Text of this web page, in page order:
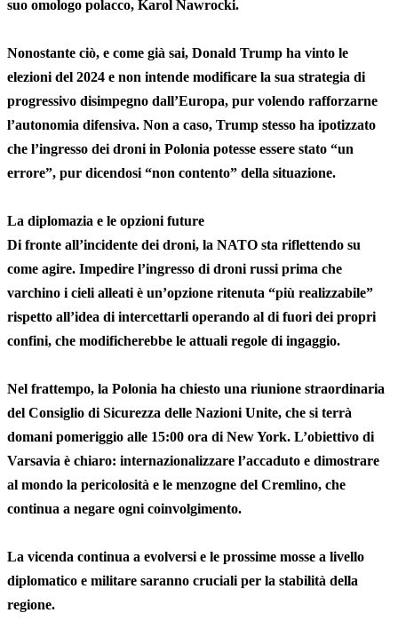
suo omologo polacco, Karol Nawrocki.
Nonostante ciò, e come già sai, Donald Trump ha vinto le
elezioni del 2024 e non intende modificare la sua strategia di
progressivo disimpegno dall’Europa, pur volendo rafforzarne
l’autonomia difensiva. Non a caso, Trump stesso ha ipotizzato
che l’ingresso dei droni in Polonia potesse essere stato “un
errore”, pur dicendosi “non contento” della situazione.
La diplomazia e le opzioni future
Di fronte all’incidente dei droni, la NATO sta riflettendo su
come agire. Impedire l’ingresso di droni russi prima che
varchino i cieli alleati è un’opzione ritenuta “più realizzabile”
rispetto all’idea di intercettarli operando al di fuori dei propri
confini, che modificherebbe le attuali regole di ingaggio.
Nel frattempo, la Polonia ha chiesto una riunione straordinaria
del Consiglio di Sicurezza delle Nazioni Unite, che si terrà
domani pomeriggio alle 15:00 ora di New York. L’obiettivo di
Varsavia è chiaro: internazionalizzare l’accaduto e dimostrare
al mondo la pericolosità e le menzogne del Cremlino, che
continua a negare ogni coinvolgimento.
La vicenda continua a evolversi e le prossime mosse a livello
diplomatico e militare saranno cruciali per la stabilità della
regione.